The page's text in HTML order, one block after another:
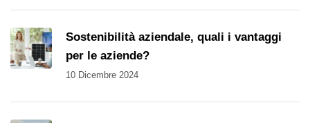
Sostenibilità aziendale, quali i vantaggi
per le aziende?
10 Dicembre 2024